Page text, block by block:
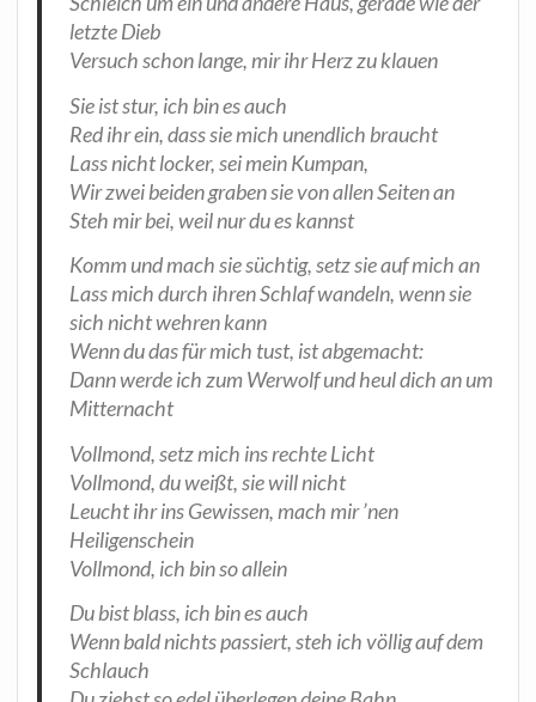
letz­te Dieb
Ver­such schon lan­ge, mir ihr Herz zu klauen
Sie ist stur, ich bin es auch
Red ihr ein, dass sie mich unend­lich braucht
Lass nicht locker, sei mein Kumpan,
Wir zwei bei­den gra­ben sie von allen Sei­ten an
Steh mir bei, weil nur du es kannst
Komm und mach sie süch­tig, setz sie auf mich an
Lass mich durch ihren Schlaf wan­deln, wenn sie
sich nicht weh­ren kann
Wenn du das für mich tust, ist abgemacht:
Dann wer­de ich zum Wer­wolf und heul dich an um
Mitternacht
Voll­mond, setz mich ins rech­te Licht
Voll­mond, du weißt, sie will nicht
Leucht ihr ins Gewis­sen, mach mir ’nen
Heiligenschein
Voll­mond, ich bin so allein
Du bist blass, ich bin es auch
Wenn bald nichts pas­siert, steh ich völ­lig auf dem
Schlauch